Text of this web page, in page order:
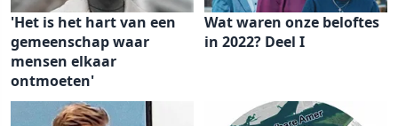
'Het is het hart van een
gemeenschap waar
mensen elkaar
ontmoeten'
Wat waren onze beloftes
in 2022? Deel I